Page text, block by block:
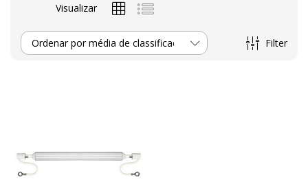
Visualizar
Filter
Ordenar por média de classificação